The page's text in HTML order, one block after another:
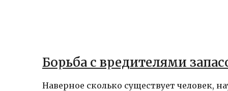
Борьба с вредителями
Наверное сколько существует человек,